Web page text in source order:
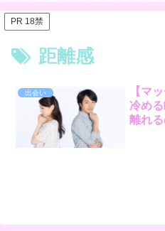
PR 18禁
距離感
出会い
【マ
冷め
離れ